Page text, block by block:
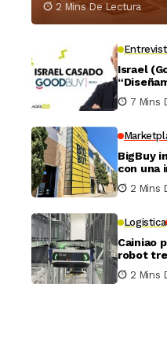
2 Mins De Lectura
Israel
el lado
online”
7 Mins
BigBuy
con una
de 4
2 Mins
Logistica
Cainiao
robot
y 2 Mins